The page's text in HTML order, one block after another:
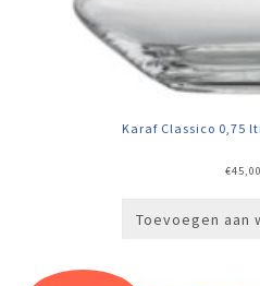
Karaf Classico 0,75
€45,00
Toevoegen aan